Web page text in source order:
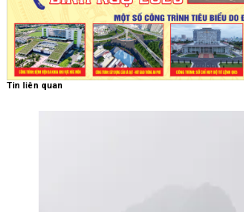
Tin liên quan